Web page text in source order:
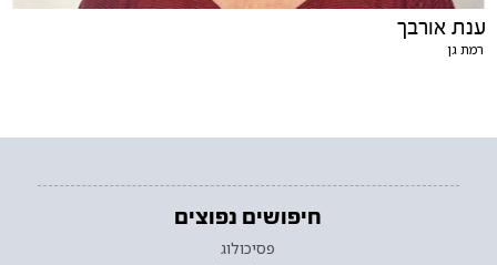
ענת אורבך
רמת גן
חיפושים נפוצים
פסיכולוג